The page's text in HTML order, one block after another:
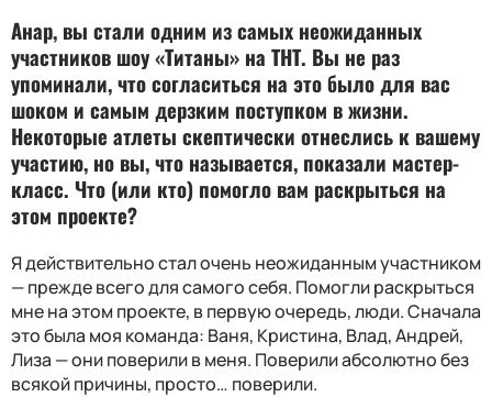
Анар, вы стали одним из самых неожиданных
участников шоу «Титаны» на ТНТ. Вы не раз
упоминали, что согласиться на это было для вас
шоком и самым дерзким поступком в жизни.
Некоторые атлеты скептически отнеслись к вашему
участию, но вы, что называется, показали мастер-
класс. Что (или кто) помогло вам раскрыться на
этом проекте?
Я действительно стал очень неожиданным участником
— прежде всего для самого себя. Помогли раскрыться
мне на этом проекте, в первую очередь, люди. Сначала
это была моя команда: Ваня, Кристина, Влад, Андрей,
Лиза — они поверили в меня. Поверили абсолютно без
всякой причины, просто… поверили.